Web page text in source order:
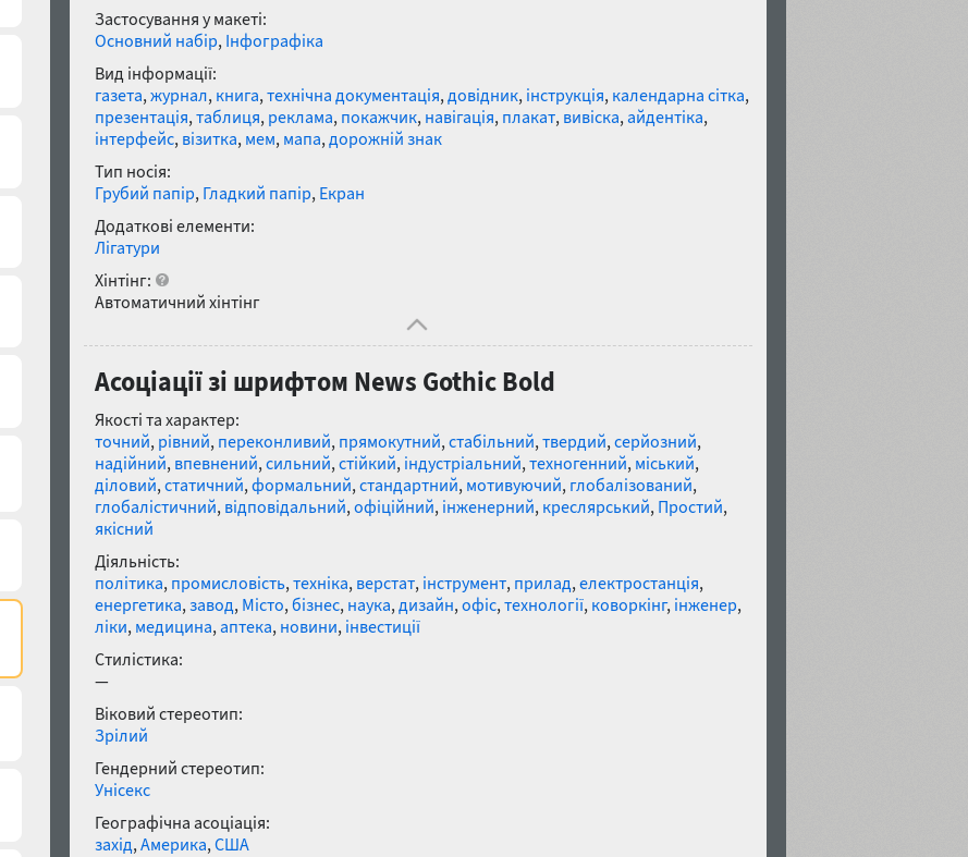
Застосування у макеті:
Основний набір, Інфографіка
Вид інформації:
газета,журнал, книга,технічна документація,довідник, інструкція, календарна сітка,
презентація,таблиця, реклама, покажчик, навігація, плакат, вивіска,айдентіка,
інтерфейс, візитка, мем, мапа,дорожній знак
Тип носія:
Грубий папір, Гладкий папір, Екран
Додаткові елементи:
Лігатури
Хінтінг:
Автоматичний хінтінг
Асоціації зі шрифтом News Gothic Bold
Якості та характер:
точний, рівний, переконливий, прямокутний,стабільний,твердий,серйозний,
надійний, впевнений,сильний,стійкий, індустріальний,техногенний, міський,
діловий,статичний,формальний,стандартний, мотивуючий, глобалізований,
глобалістичний, відповідальний,офіційний, інженерний, креслярський, Простий,
якісний
Діяльність:
політика, промисловість,техніка, верстат, інструмент, прилад,електростанція,
енергетика,завод, Місто,бізнес, наука,дизайн,офіс,технології, коворкінг, інженер,
ліки, медицина,аптека, новини, інвестиції
Стилістика:
—
Віковий стереотип:
Зрілий
Гендерний стереотип:
Унісекс
Географічна асоціація:
захід,Америка,США